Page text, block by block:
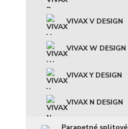
VIVAX V DESIGN
VIVAX W DESIGN
VIVAX Y DESIGN
VIVAX N DESIGN